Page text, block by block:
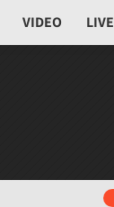
VIDEO LIVE